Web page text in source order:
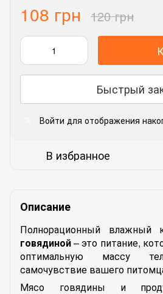
108 грн 120 грн
Быстрый
Войти для отображения
В избранное
Описание
Полнорационный влажный
говядиной– это питание,
оптимальную массу
самочувствие вашего
Мясо говядины и